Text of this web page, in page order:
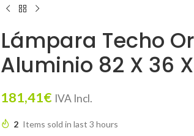
Lámpara Techo
Aluminio 82 X 36
181,41€ IVA Incl.
2 Items sold in last 3 hours